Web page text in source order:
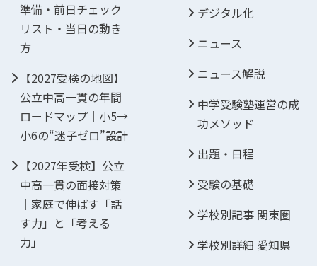
準備・前日チェック
リスト・当日の動き
方
【2027受検の地図】
公立中高一貫の年間
ロードマップ｜小5→
小6の“迷子ゼロ”設計
【2027年受検】公立
中高一貫の面接対策
｜家庭で伸ばす「話
す力」と「考える
力」
デジタル化
ニュース
ニュース解説
中学受験塾運営の成
功メソッド
出題・日程
受験の基礎
学校別記事 関東圏
学校別詳細 愛知県